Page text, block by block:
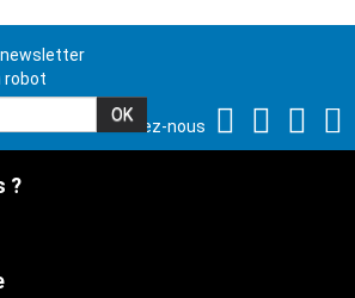
newsletter
robot
Suivez-nous
?